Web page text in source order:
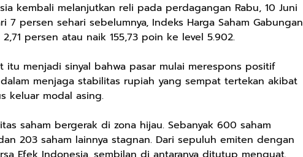
kembali melanjutkan reli pada perdagangan Rabu, 10 Juni
7 persen sehari sebelumnya, Indeks Harga Saham Gabungan
persen atau naik 155,73 poin ke level 5.902.
menjadi sinyal bahwa pasar mulai merespons positif
menjaga stabilitas rupiah yang sempat tertekan akibat
keluar modal asing.
saham bergerak di zona hijau. Sebanyak 600 saham
203 saham lainnya stagnan. Dari sepuluh emiten dengan